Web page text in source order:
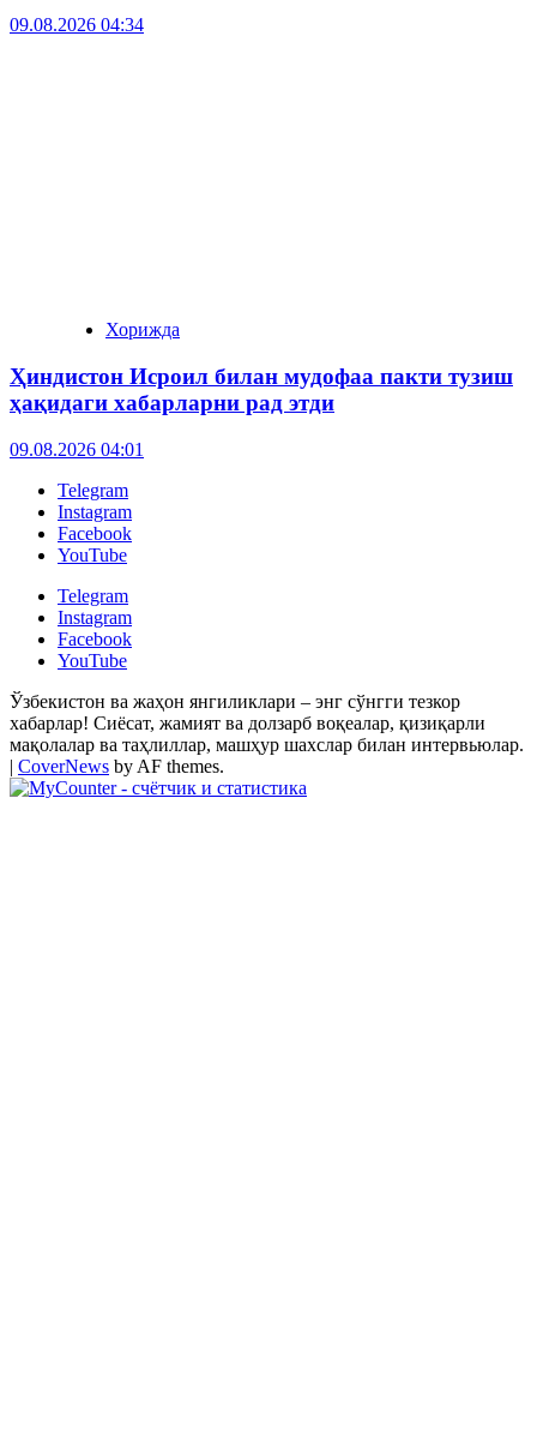
09.08.2026 04:34
Хорижда
Ҳиндистон Исроил билан мудофаа пакти тузиш
ҳақидаги хабарларни рад этди
09.08.2026 04:01
Telegram
Instagram
Facebook
YouTube
Telegram
Instagram
Facebook
YouTube
Ўзбекистон ва жаҳон янгиликлари – энг сўнгги тезкор
хабарлар! Сиёсат, жамият ва долзарб воқеалар, қизиқарли
мақолалар ва таҳлиллар, машҳур шахслар билан интервьюлар.
| CoverNews by AF themes.